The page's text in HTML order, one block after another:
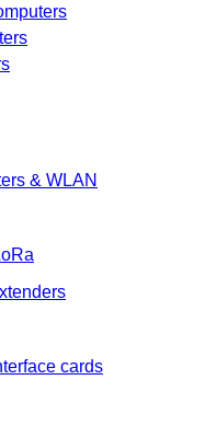
& WLAN
cards